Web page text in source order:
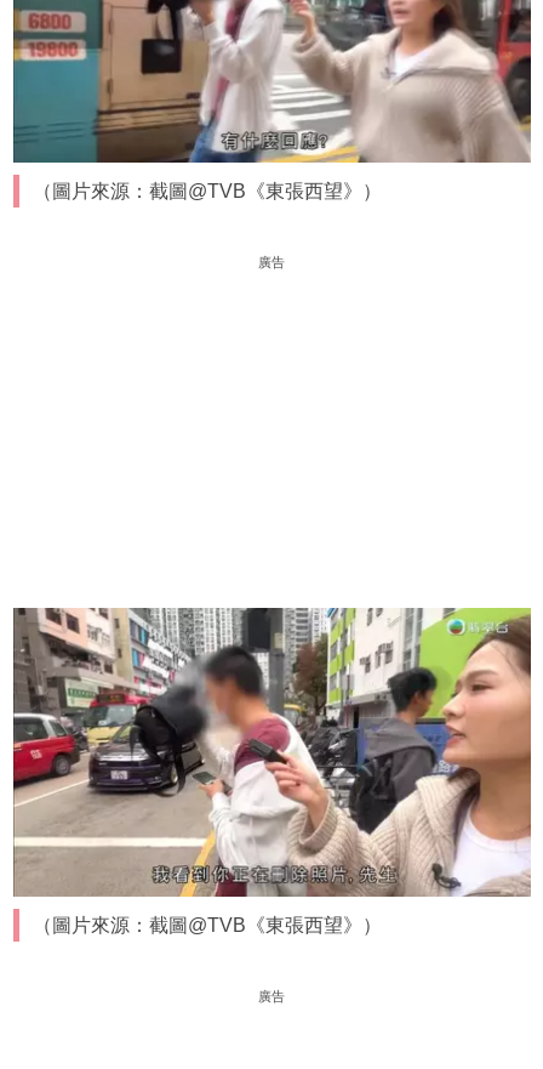
（圖片來源：截圖@TVB《東張西望》）
廣告
（圖片來源：截圖@TVB《東張西望》）
廣告